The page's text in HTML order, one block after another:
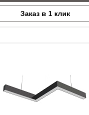
Заказ в 1 клик